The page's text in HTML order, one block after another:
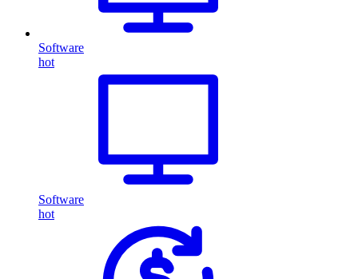
Software
hot
Software
hot